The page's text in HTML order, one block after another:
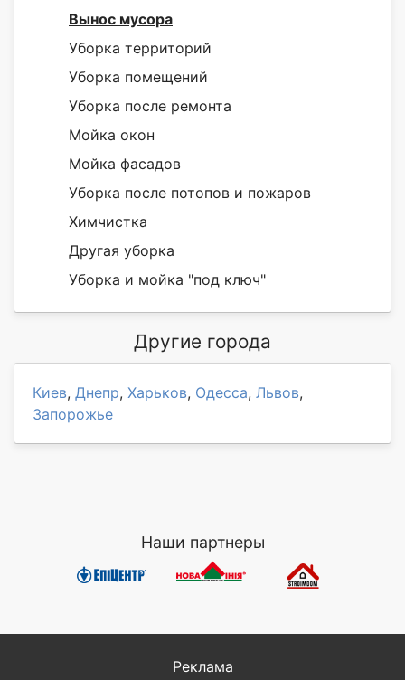
Вынос мусора
Уборка территорий
Уборка помещений
Уборка после ремонта
Мойка окон
Мойка фасадов
Уборка после потопов и пожаров
Химчистка
Другая уборка
Уборка и мойка "под ключ"
Другие города
Киев, Днепр, Харьков, Одесса, Львов,
Запорожье
Наши партнеры
Реклама